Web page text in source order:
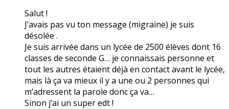
Salut !
J’avais pas vu ton message (migraine) je suis
désolée .
Je suis arrivée dans un lycée de 2500 élèves dont 16
classes de seconde G… je connaissais personne et
tout les autres étaient déjà en contact avant le lycée,
mais là ça va mieux il y a une ou 2 personnes qui
m’adressent la parole donc ça va…
Sinon j’ai un super edt !